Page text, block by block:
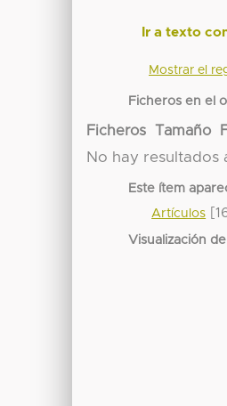
Ir a texto
Mostrar el
Ficheros en el
Ficheros Tamaño
No hay resultados
Este ítem
Artículos
Visualización